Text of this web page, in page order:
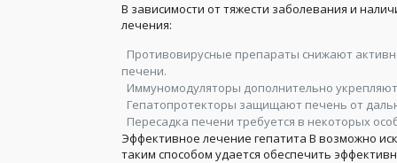
В зависимости от тяжести заболевания и
лечения:
Противовирусные препараты снижают
печени.
Иммуномодуляторы дополнительно
Гепатопротекторы защищают печень от
Пересадка печени требуется в некоторых
Эффективное лечение гепатита В возможно
таким способом удается обеспечить